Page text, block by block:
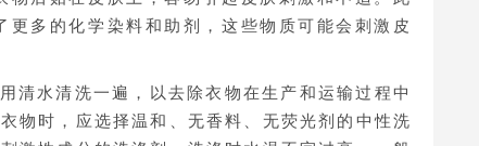
多的化学染料和助剂，这些物质可能会刺激皮
清水清洗一遍，以去除衣物在生产和运输过程中
物时，应选择温和、无香料、无荧光剂的中性洗